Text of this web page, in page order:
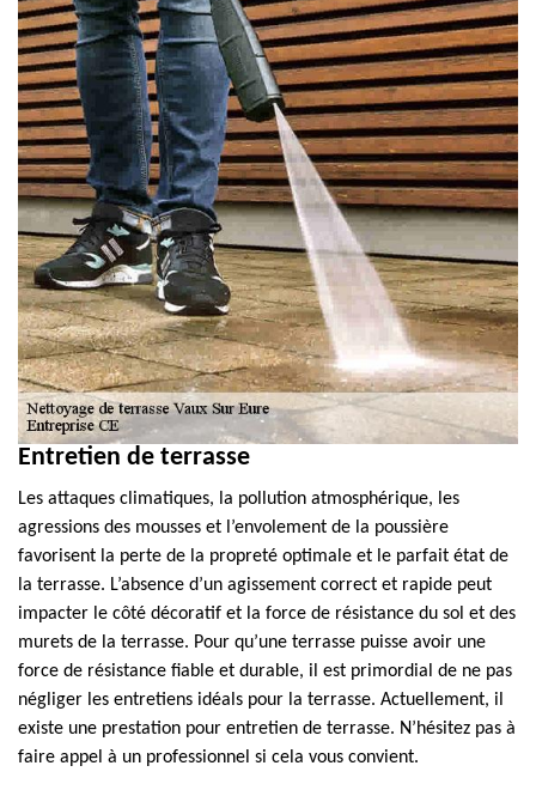
Entretien de terrasse
Les attaques climatiques, la pollution atmosphérique, les
agressions des mousses et l’envolement de la poussière
favorisent la perte de la propreté optimale et le parfait état de
la terrasse. L’absence d’un agissement correct et rapide peut
impacter le côté décoratif et la force de résistance du sol et des
murets de la terrasse. Pour qu’une terrasse puisse avoir une
force de résistance fiable et durable, il est primordial de ne pas
négliger les entretiens idéals pour la terrasse. Actuellement, il
existe une prestation pour entretien de terrasse. N’hésitez pas à
faire appel à un professionnel si cela vous convient.